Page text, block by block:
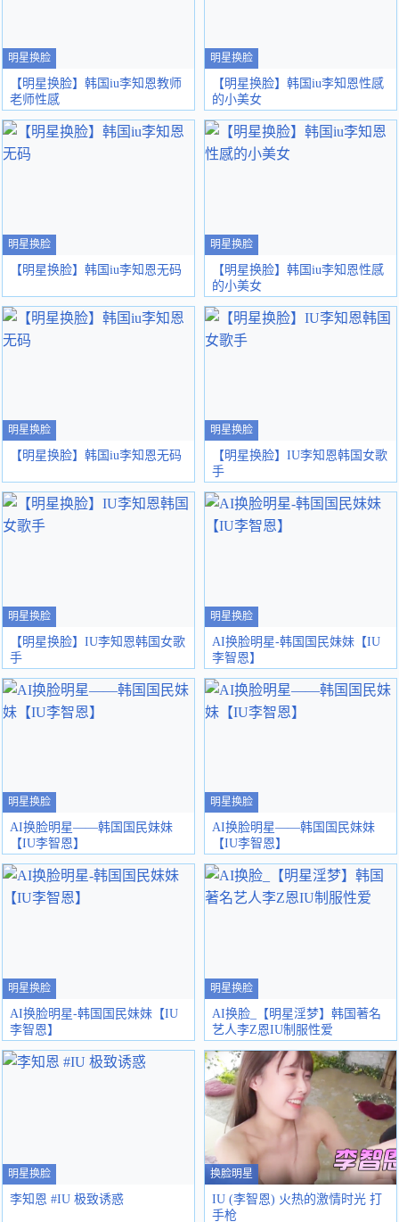
明星换脸
【明星换脸】韩国iu李知恩教师
老师性感
明星换脸
【明星换脸】韩国iu李知恩性感
的小美女
明星换脸
【明星换脸】韩国iu李知恩无码
明星换脸
【明星换脸】韩国iu李知恩性感
的小美女
明星换脸
【明星换脸】韩国iu李知恩无码
明星换脸
【明星换脸】IU李知恩韩国女歌
手
明星换脸
【明星换脸】IU李知恩韩国女歌
手
明星换脸
AI换脸明星-韩国国民妹妹【IU
李智恩】
明星换脸
AI换脸明星——韩国国民妹妹
【IU李智恩】
明星换脸
AI换脸明星——韩国国民妹妹
【IU李智恩】
明星换脸
AI换脸明星-韩国国民妹妹【IU
李智恩】
明星换脸
AI换脸_【明星淫梦】韩国著名
艺人李Z恩IU制服性爱
明星换脸
李知恩 #IU 极致诱惑
换脸明星
IU (李智恩) 火热的激情时光 打
手枪